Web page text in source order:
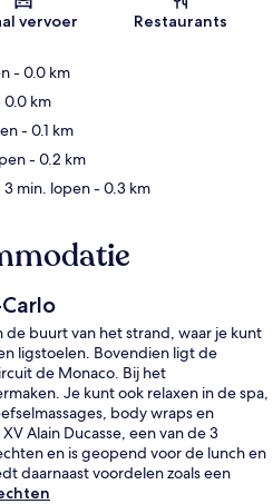
Kaart
vervoer Restaurants
- 0.0 km
0.0 km
- 0.1 km
- 0.2 km
3 min. lopen- 0.3 km
buurt van het strand, waar je kunt
ligstoelen. Bovendien ligt de
de Monaco. Bij het
Je kunt ook relaxen in de spa,
body wraps en
Alain Ducasse, een van de 3
en is geopend voor de lunch en
daarnaast voordelen zoals een